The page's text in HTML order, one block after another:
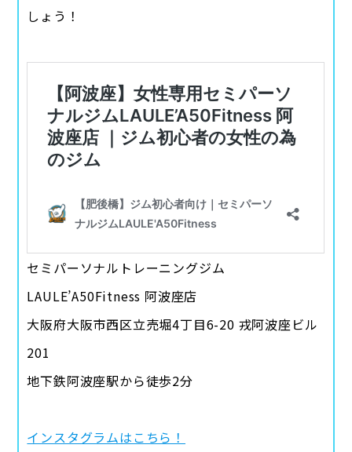
しょう！
セミパーソナルトレーニングジム
LAULE’A50Fitness 阿波座店
大阪府大阪市西区立売堀4丁目6-20 戎阿波座ビル
201
地下鉄阿波座駅から徒歩2分
インスタグラムはこちら！